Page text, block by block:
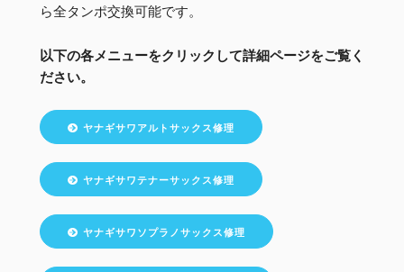
ら全タンポ交換可能です。
以下の各メニューをクリックして詳細ページをご覧く
ださい。
ヤナギサワアルトサックス修理
ヤナギサワテナーサックス修理
ヤナギサワソプラノサックス修理